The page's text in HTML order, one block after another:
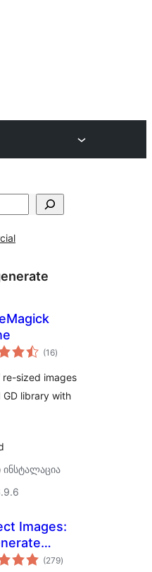
(16საერთო
რეიტინგი
)
sized images
library with
Images:
Image
(279საერთო
რეიტინგი
)